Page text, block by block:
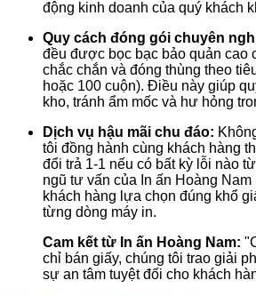
động kinh doanh của quý khách
Quy cách đóng gói chuyên
đều được bọc bạc bảo quản cao
chắc chắn và đóng thùng theo
hoặc 100 cuộn). Điều này giúp
kho, tránh ẩm mốc và hư hỏng
Dịch vụ hậu mãi chu đáo:
tôi đồng hành cùng khách hàng
đổi trả 1-1 nếu có bất kỳ lỗi nào
ngũ tư vấn của In ấn Hoàng
khách hàng lựa chọn đúng khổ
từng dòng máy in.
Cam kết từ In ấn Hoàng Nam:
chỉ bán giấy, chúng tôi trao giải
sự an tâm tuyệt đối cho khách